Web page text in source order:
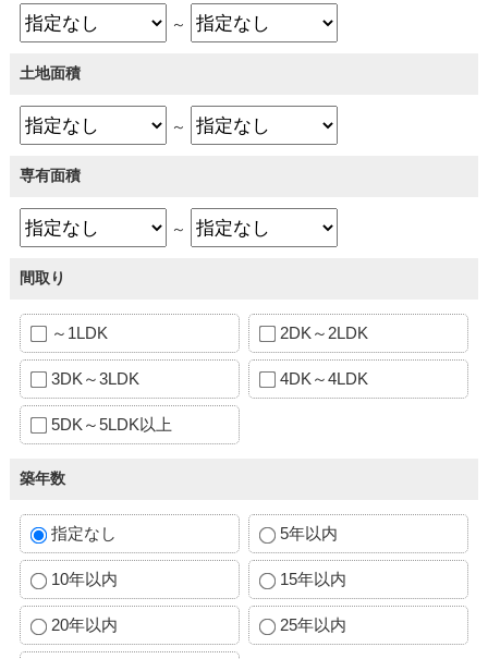
～
土地面積
～
専有面積
～
間取り
～1LDK 2DK～2LDK
3DK～3LDK 4DK～4LDK
5DK～5LDK以上
築年数
指定なし 5年以内
10年以内 15年以内
20年以内 25年以内